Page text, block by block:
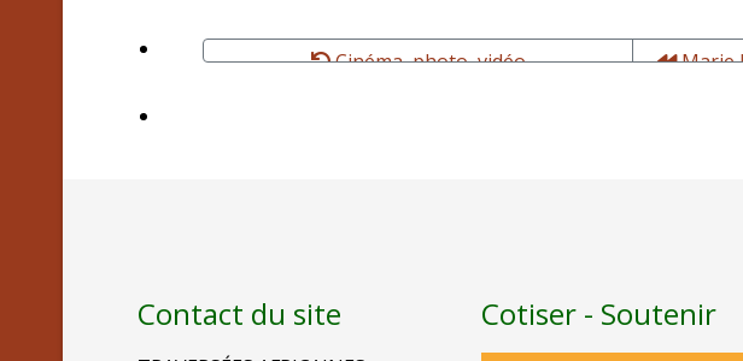
Cinéma, photo, vidéo
Marie
Contact du site Cotiser - Soutenir